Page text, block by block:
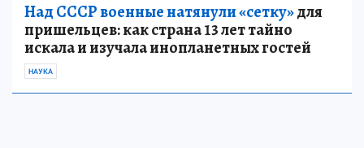
Над СССР военные натянули «сетку»для
пришельцев: как страна 13 лет тайно
искала и изучала инопланетных гостей
НАУКА